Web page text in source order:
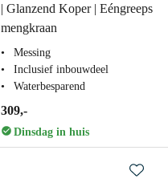
| Glanzend Koper | Eéngreeps
mengkraan
Messing
Inclusief inbouwdeel
Waterbesparend
309,-
Dinsdag in huis